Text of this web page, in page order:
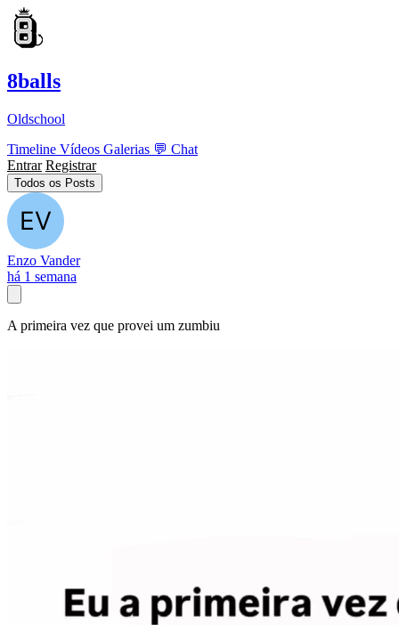
8balls
Oldschool
Timeline Vídeos Galerias 💬 Chat
Entrar Registrar
Todos os Posts
Enzo Vander
há 1 semana
A primeira vez que provei um zumbiu